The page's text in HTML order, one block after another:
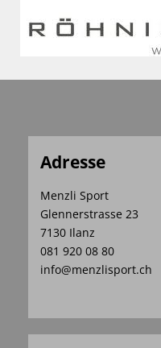
Adresse
Menzli Sport
Glennerstrasse 23
7130 Ilanz
081 920 08 80
info@menzlisport.ch